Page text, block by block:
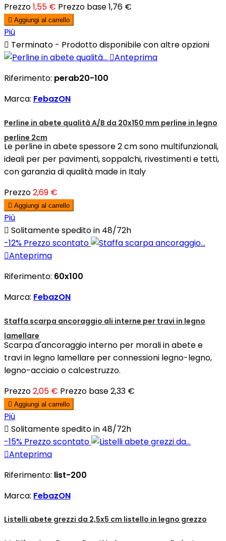
Prezzo1,55 € Prezzo base1,76 €
 Aggiungi al carrello
Più
 Terminato - Prodotto disponibile con altre opzioni
Anteprima
Riferimento: perab20-100
Marca: FebazON
Perline in abete qualità A/B da 20x150 mm perline in legno
perline 2cm
Le perline in abete spessore 2 cm sono multifunzionali,
ideali per per pavimenti, soppalchi, rivestimenti e tetti,
con garanzia di qualità made in Italy
Prezzo2,69 €
 Aggiungi al carrello
Più
 Solitamente spedito in 48/72h
-12% Prezzo scontato
Anteprima
Riferimento: 60x100
Marca: FebazON
Staffa scarpa ancoraggio ali interne per travi in legno
lamellare
Scarpa d'ancoraggio interno per morali in abete e
travi in legno lamellare per connessioni legno-legno,
legno-acciaio o calcestruzzo.
Prezzo2,05 € Prezzo base2,33 €
 Aggiungi al carrello
Più
 Solitamente spedito in 48/72h
-15% Prezzo scontato
Anteprima
Riferimento: list-200
Marca: FebazON
Listelli abete grezzi da 2,5x5 cm listello in legno grezzo